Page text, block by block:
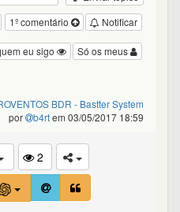
Notificar
1º comentário
Só os meus
eu sigo
BDR - Bastter System
por
b4rtem 03/05/2017 18:59
2